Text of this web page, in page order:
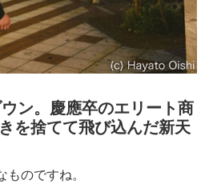
ン。慶應卒のエリート商
を捨てて飛び込んだ新天
のですね。